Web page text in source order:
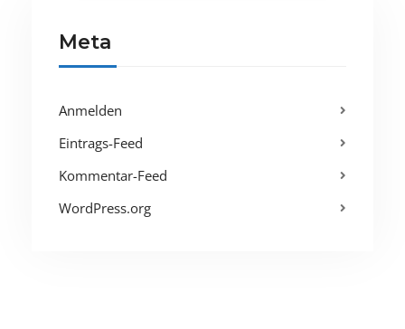
Meta
Anmelden
Eintrags-Feed
Kommentar-Feed
WordPress.org